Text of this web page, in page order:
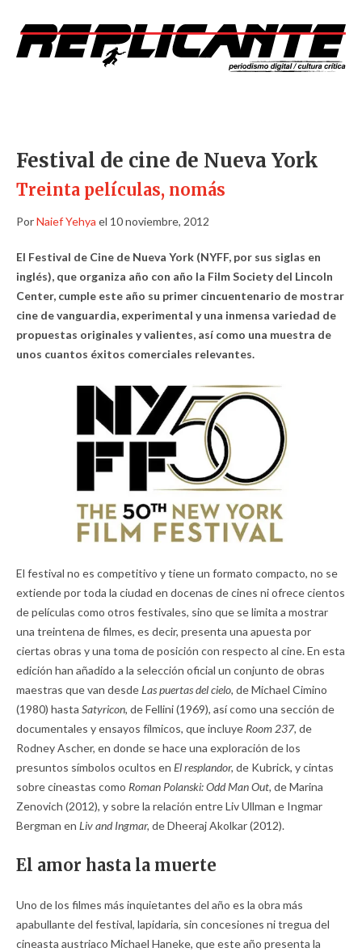
Festival de cine de Nueva York
Treinta películas, nomás
PorNaief Yehya el 10 noviembre, 2012
El Festival de Cine de Nueva York (NYFF, por sus siglas en
inglés), que organiza año con año la Film Society del Lincoln
Center, cumple este año su primer cincuentenario de mostrar
cine de vanguardia, experimental y una inmensa variedad de
propuestas originales y valientes, así como una muestra de
unos cuantos éxitos comerciales relevantes.
El festival no es competitivo y tiene un formato compacto, no se
extiende por toda la ciudad en docenas de cines ni ofrece cientos
de películas como otros festivales, sino que se limita a mostrar
una treintena de filmes, es decir, presenta una apuesta por
ciertas obras y una toma de posición con respecto al cine. En esta
edición han añadido a la selección oficial un conjunto de obras
maestras que van desdeLas puertas del cielo, de Michael Cimino
(1980) hasta Satyricon, de Fellini (1969), así como una sección de
documentales y ensayos fílmicos, que incluye Room 237, de
Rodney Ascher, en donde se hace una exploración de los
presuntos símbolos ocultos en El resplandor, de Kubrick, y cintas
sobre cineastas como Roman Polanski: Odd Man Out, de Marina
Zenovich (2012), y sobre la relación entre Liv Ullman e Ingmar
Bergman en Liv and Ingmar, de Dheeraj Akolkar (2012).
El amor hasta la muerte
Uno de los filmes más inquietantes del año es la obra más
apabullante del festival, lapidaria, sin concesiones ni tregua del
cineasta austriaco Michael Haneke, que este año presenta la